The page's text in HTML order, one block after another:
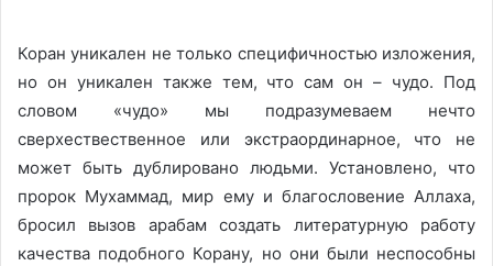
Коран уникален не только специфичностью изложения,
но он уникален также тем, что сам он – чудо. Под
словом «чудо» мы подразумеваем нечто
сверхествественное или экстраординарное, что не
может быть дублировано людьми. Установлено, что
пророк Мухаммад, мир ему и благословение Аллаха,
бросил вызов арабам создать литературную работу
качества подобного Корану, но они были неспособны